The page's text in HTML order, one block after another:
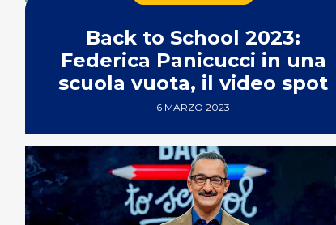
Back to School 2023:
Federica Panicucci in una
scuola vuota, il video spot
6 MARZO 2023